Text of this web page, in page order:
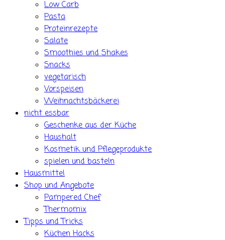
Low Carb
Pasta
Proteinrezepte
Salate
Smoothies und Shakes
Snacks
vegetarisch
Vorspeisen
Weihnachtsbäckerei
nicht essbar
Geschenke aus der Küche
Haushalt
Kosmetik und Pflegeprodukte
spielen und basteln
Hausmittel
Shop und Angebote
Pampered Chef
Thermomix
Tipps und Tricks
Küchen Hacks